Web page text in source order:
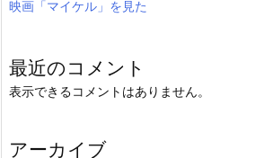
映画「マイケル」を見た
最近のコメント
表示できるコメントはありません。
アーカイブ